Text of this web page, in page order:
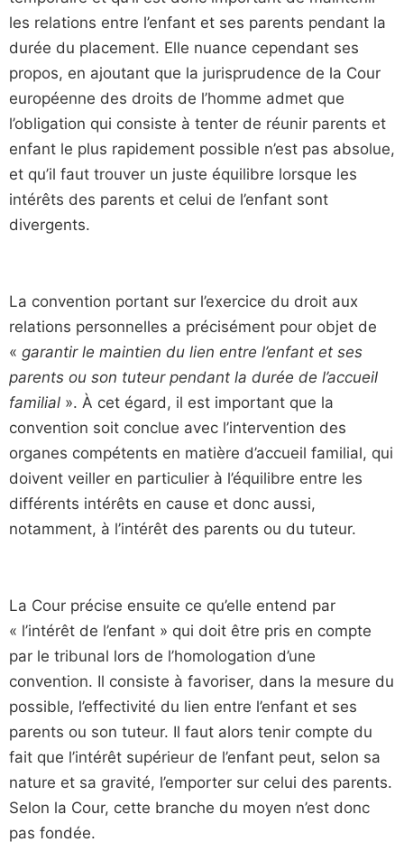
les relations entre l’enfant et ses parents pendant la
durée du placement. Elle nuance cependant ses
propos, en ajoutant que la jurisprudence de la Cour
européenne des droits de l’homme admet que
l’obligation qui consiste à tenter de réunir parents et
enfant le plus rapidement possible n’est pas absolue,
et qu’il faut trouver un juste équilibre lorsque les
intérêts des parents et celui de l’enfant sont
divergents.
La convention portant sur l’exercice du droit aux
relations personnelles a précisément pour objet de
« garantir le maintien du lien entre l’enfant et ses
parents ou son tuteur pendant la durée de l’accueil
familial ». À cet égard, il est important que la
convention soit conclue avec l’intervention des
organes compétents en matière d’accueil familial, qui
doivent veiller en particulier à l’équilibre entre les
différents intérêts en cause et donc aussi,
notamment, à l’intérêt des parents ou du tuteur.
La Cour précise ensuite ce qu’elle entend par
« l’intérêt de l’enfant » qui doit être pris en compte
par le tribunal lors de l’homologation d’une
convention. Il consiste à favoriser, dans la mesure du
possible, l’effectivité du lien entre l’enfant et ses
parents ou son tuteur. Il faut alors tenir compte du
fait que l’intérêt supérieur de l’enfant peut, selon sa
nature et sa gravité, l’emporter sur celui des parents.
Selon la Cour, cette branche du moyen n’est donc
pas fondée.